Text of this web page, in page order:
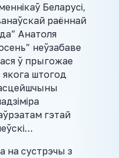
Беларусі,
раённай
Анатоля
неўзабаве
ў прыгожае
якога штогод
гэтай
на сустрэчы з